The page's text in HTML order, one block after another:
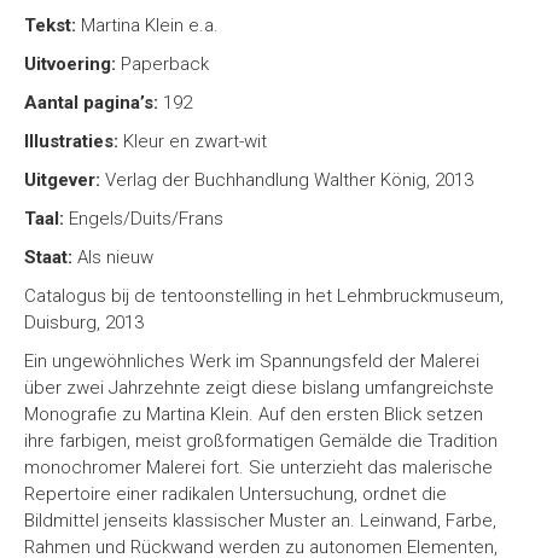
Tekst: Martina Klein e.a.
Uitvoering: Paperback
Aantal pagina’s: 192
Illustraties: Kleur en zwart-wit
Uitgever: Verlag der Buchhandlung Walther König, 2013
Taal: Engels/Duits/Frans
Staat: Als nieuw
Catalogus bij de tentoonstelling in het Lehmbruckmuseum,
Duisburg, 2013
Ein ungewöhnliches Werk im Spannungsfeld der Malerei
über zwei Jahrzehnte zeigt diese bislang umfangreichste
Monografie zu Martina Klein. Auf den ersten Blick setzen
ihre farbigen, meist großformatigen Gemälde die Tradition
monochromer Malerei fort. Sie unterzieht das malerische
Repertoire einer radikalen Untersuchung, ordnet die
Bildmittel jenseits klassischer Muster an. Leinwand, Farbe,
Rahmen und Rückwand werden zu autonomen Elementen,